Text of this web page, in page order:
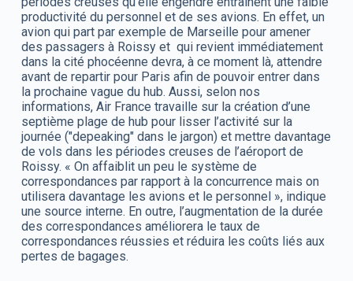
productivité du personnel et de ses avions. En effet, un
avion qui part par exemple de Marseille pour amener
des passagers à Roissy et qui revient immédiatement
dans la cité phocéenne devra, à ce moment là, attendre
avant de repartir pour Paris afin de pouvoir entrer dans
la prochaine vague du hub. Aussi, selon nos
informations, Air France travaille sur la création d’une
septième plage de hub pour lisser l’activité sur la
journée ("depeaking" dans le jargon) et mettre davantage
de vols dans les périodes creuses de l’aéroport de
Roissy. « On affaiblit un peu le système de
correspondances par rapport à la concurrence mais on
utilisera davantage les avions et le personnel », indique
une source interne. En outre, l’augmentation de la durée
des correspondances améliorera le taux de
correspondances réussies et réduira les coûts liés aux
pertes de bagages.